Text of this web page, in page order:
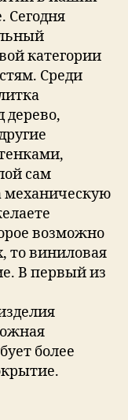
Сегодня
категории
Среди
дерево,
сам
механическую
возможно
то виниловая
В первый из
более